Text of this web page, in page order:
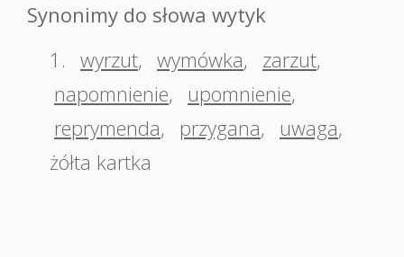
Synonimy do słowa wytyk
1. wyrzut, wymówka, zarzut,
napomnienie, upomnienie,
reprymenda, przygana, uwaga,
żółta kartka